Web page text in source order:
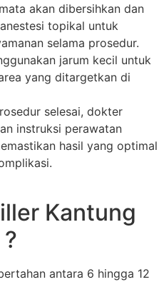
akan dibersihkan dan
topikal untuk
selama prosedur.
jarum kecil untuk
yang ditargetkan di
selesai, dokter
instruksi perawatan
hasil yang optimal
Kantung
antara 6 hingga 12